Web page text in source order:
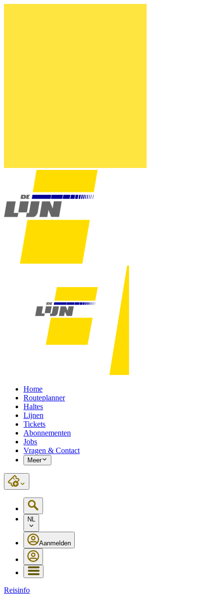
Home
Routeplanner
Haltes
Lijnen
Tickets
Abonnementen
Jobs
Vragen & Contact
Meer
NL
Aanmelden
Reisinfo